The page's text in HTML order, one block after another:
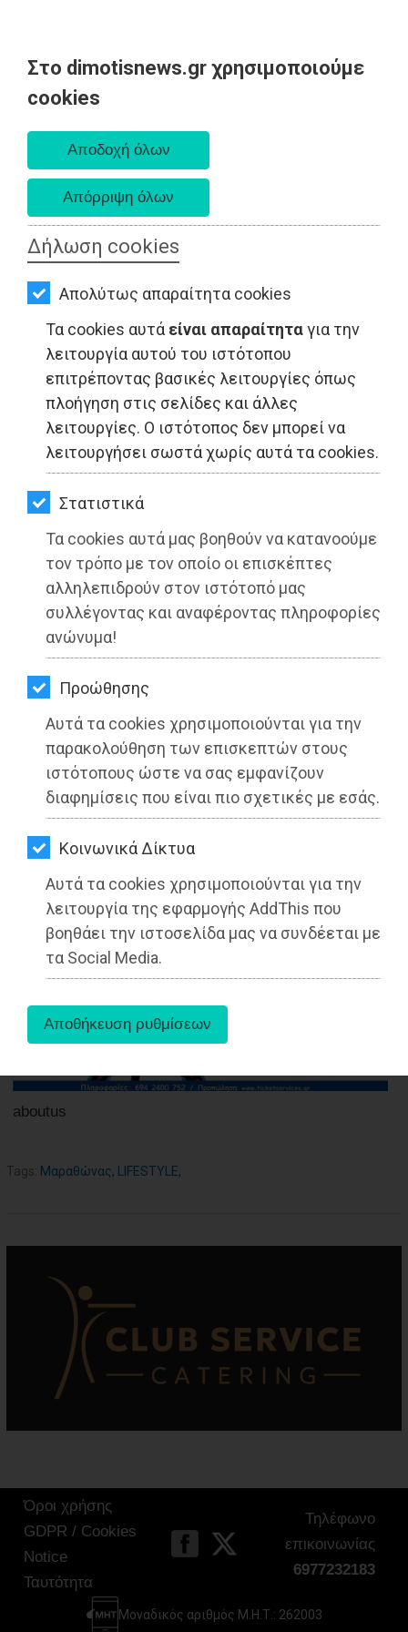
Στο dimotisnews.gr χρησιμοποιούμε
cookies
Δήλωση cookies
Απολύτως απαραίτητα cookies
Τα cookies αυτά είναι απαραίτηταγια την
λειτουργία αυτού του ιστότοπου
επιτρέποντας βασικές λειτουργίες όπως
πλοήγηση στις σελίδες και άλλες
λειτουργίες. Ο ιστότοπος δεν μπορεί να
λειτουργήσει σωστά χωρίς αυτά τα cookies.
Στατιστικά
Τα cookies αυτά μας βοηθούν να κατανοούμε
τον τρόπο με τον οποίο οι επισκέπτες
αλληλεπιδρούν στον ιστότοπό μας
συλλέγοντας και αναφέροντας πληροφορίες
ανώνυμα!
Προώθησης
Αυτά τα cookies χρησιμοποιούνται για την
παρακολούθηση των επισκεπτών στους
ιστότοπους ώστε να σας εμφανίζουν
διαφημίσεις που είναι πιο σχετικές με εσάς.
Kοινωνικά Δίκτυα
Αυτά τα cookies χρησιμοποιούνται για την
λειτουργία της εφαρμογής AddThis που
βοηθάει την ιστοσελίδα μας να συνδέεται με
τα Social Media.
AΡΧΙΚΗ
ΕΙΔΗΣΕΙΣ
ΠΟΛΙΤΙΚΗ
ΤΟΠΙΚΗ
ΑΥΤΟΔΙΟΙΚΗΣΗ
ΟΙΚΟΝΟΜΙΑ
ΑΘΛΗΤΙΣΜΟΣ
ΠΟΛΙΤΙΣΜΟΣ
ΣΠΙΤΙ-
ΚΗΠΟΣ
ΥΓΕΙΑ
LIFESTYLE
ΤΑΞΙΔΙΑ
ΕΞΟΔΟΣ
ΠΕΡΙΒΑΛΛΟΝ
ΚΑΤΟΙΚΙΔΙΟ
ΑΓΓΕΛΙΕΣ
ΕΦΗΜΕΡΙΔΕΣ
OΔΗΓΟΣ
ΑΓΟΡΑΣ
ΨΙΘΥΡΟΙ
ΑΠΟΣΤΟΛΗ
ΑΡΘΡΩΝ
LIFESTYLE - Μαραθώνας
Δήμος Μαραθώνος: Βραβεύτηκε ο
δικός μας Στέλιος Κερασίδης στο
Βατικανό
Διαβάστηκε 4827 φορές
27-05-2025
Από τo Dimotisnews
aboutus
Tags: Μαραθώνας, LIFESTYLE,
Όροι χρήσης
GDPR / Cookies
Notice
Ταυτότητα
Τηλέφωνο
επικοινωνίας
6977232183
Μοναδικός αριθμός Μ.Η.Τ.: 262003